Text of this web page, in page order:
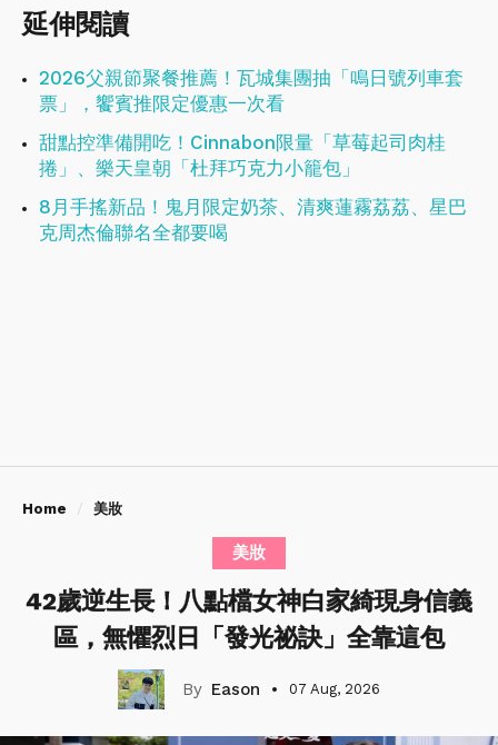
延伸閱讀
2026父親節聚餐推薦！瓦城集團抽「鳴日號列車套
票」，饗賓推限定優惠一次看
甜點控準備開吃！Cinnabon限量「草莓起司肉桂
捲」、樂天皇朝「杜拜巧克力小籠包」
8月手搖新品！鬼月限定奶茶、清爽蓮霧荔荔、星巴
克周杰倫聯名全都要喝
Home 美妝
美妝
42歲逆生長！八點檔女神白家綺現身信義
區，無懼烈日「發光祕訣」全靠這包
Eason 07 Aug, 2026